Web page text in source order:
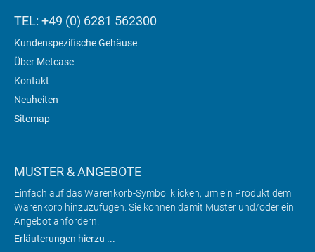
TEL: +49 (0) 6281 562300
Kundenspezifische Gehäuse
Über Metcase
Kontakt
Neuheiten
Sitemap
MUSTER & ANGEBOTE
Einfach auf das Warenkorb-Symbol klicken, um ein Produkt dem
Warenkorb hinzuzufügen. Sie können damit Muster und/oder ein
Angebot anfordern.
Erläuterungen hierzu ...